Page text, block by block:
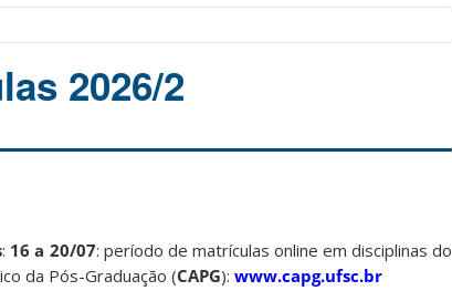
2026/2
: 16 a 20/07: período de matrículas online em disciplinas do
da Pós-Graduação (CAPG): www.capg.ufsc.br